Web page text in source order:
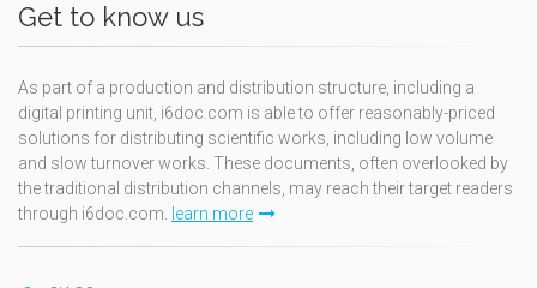
Get to know us
As part of a production and distribution structure, including a
digital printing unit, i6doc.com is able to offer reasonably-priced
solutions for distributing scientific works, including low volume
and slow turnover works. These documents, often overlooked by
the traditional distribution channels, may reach their target readers
through i6doc.com. learn more